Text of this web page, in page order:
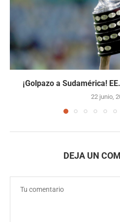
¡Golpazo a Sudamérica!
22 junio,
DEJA UN